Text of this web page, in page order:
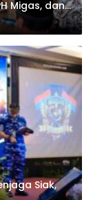
Zukri
Migas, dan